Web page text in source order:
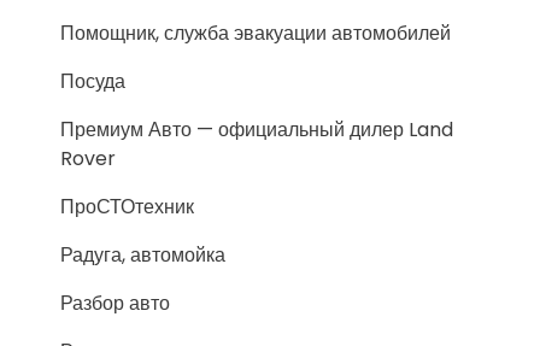
Помощник, служба эвакуации автомобилей
Посуда
Премиум Авто — официальный дилер Land
Rover
ПроСТОтехник
Радуга, автомойка
Разбор авто